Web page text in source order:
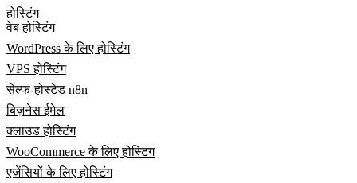
होस्टिंग
वेब होस्टिंग
WordPress के लिए होस्टिंग
VPS होस्टिंग
सेल्फ-होस्टेड n8n
बिज़नेस ईमेल
क्लाउड होस्टिंग
WooCommerce के लिए होस्टिंग
एजेंसियों के लिए होस्टिंग